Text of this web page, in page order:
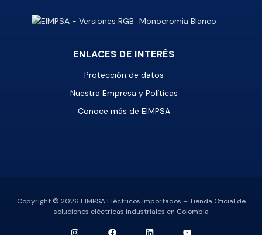
ENLACES DE INTERÉS
Protección de datos
Nuestra Empresa y Políticas
Conoce más de EIMPSA
Copyright © 2026 EIMPSA Eléctricos Importados – Tienda Oficial de
soluciones eléctricas industriales en Colombia